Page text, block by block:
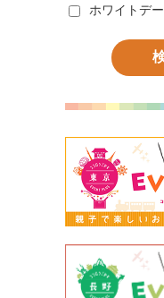
ホワイトデー